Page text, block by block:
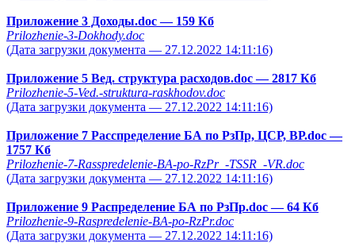
Приложение 3 Доходы.doc— 159 Кб
Prilozhenie-3-Dokhody.doc
(Дата загрузки документа — 27.12.2022 14:11:16)
Приложение 5 Вед. структура расходов.doc— 2817 Кб
Prilozhenie-5-Ved.-struktura-raskhodov.doc
(Дата загрузки документа — 27.12.2022 14:11:16)
Приложение 7 Расспределение БА по РзПр, ЦСР, ВР.doc—
1757 Кб
Prilozhenie-7-Rasspredelenie-BA-po-RzPr_-TSSR_-VR.doc
(Дата загрузки документа — 27.12.2022 14:11:16)
Приложение 9 Распределение БА по РзПр.doc— 64 Кб
Prilozhenie-9-Raspredelenie-BA-po-RzPr.doc
(Дата загрузки документа — 27.12.2022 14:11:16)